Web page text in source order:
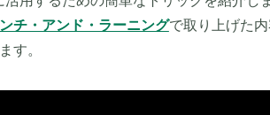
チ・アンド・ラーニングで取り上げた
す。